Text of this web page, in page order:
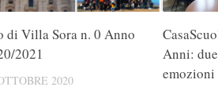
di Villa Sora n. 0 Anno
2021
2020
Anni:
emozioni